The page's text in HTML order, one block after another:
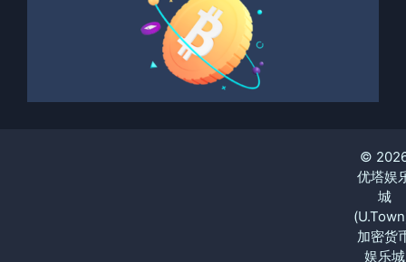
©
优塔娱
城
加密货
娱乐城